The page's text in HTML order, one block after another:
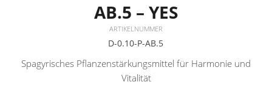
AB.5 – YES
ARTIKELNUMMER
D-0.10-P-AB.5
Spagyrisches Pflanzenstärkungsmittel für Harmonie und
Vitalität